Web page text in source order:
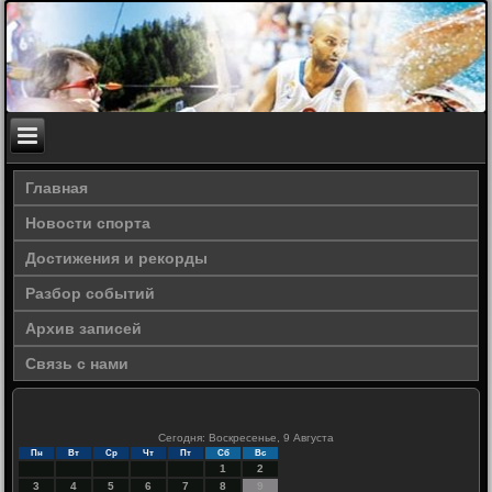
Главная
Новости спорта
Достижения и рекорды
Разбор событий
Архив записей
Связь с нами
Сегодня: Воскресенье, 9 Августа
Пн Вт Ср Чт Пт Сб Вс
1
2
3
4 5 6 7 8 9